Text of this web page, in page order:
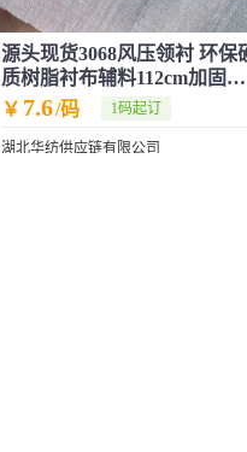
源头现货3068风压领衬 环保
质树脂衬布辅料112cm加固树
脂硬衬
￥ 7.6/码 1码起订
湖北华纺供应链有限公司